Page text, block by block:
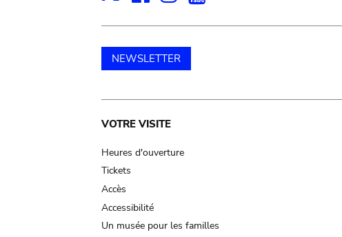
NEWSLETTER
Main
navigation
VOTRE VISITE
Heures d'ouverture
Tickets
Accès
Accessibilité
Un musée pour les familles